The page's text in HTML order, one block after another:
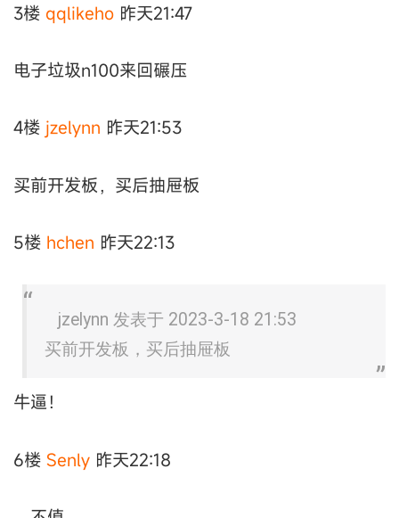
3楼 qqlikeho 昨天21:47
电子垃圾n100来回碾压
4楼 jzelynn 昨天21:53
买前开发板，买后抽屉板
5楼 hchen 昨天22:13
jzelynn 发表于 2023-3-18 21:53
买前开发板，买后抽屉板
牛逼！
6楼 Senly 昨天22:18